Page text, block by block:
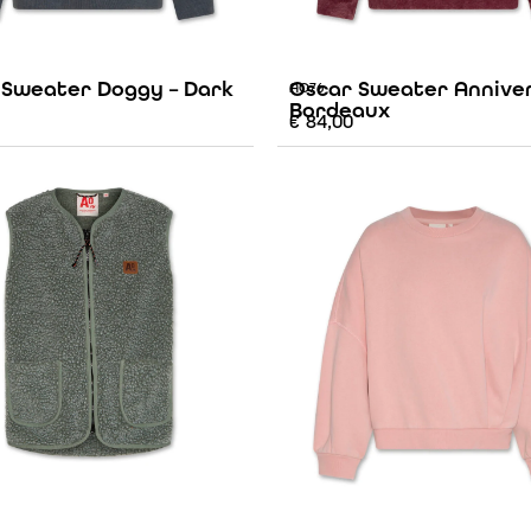
Doggy – Dark
AO76
Oscar Sweater
Bordeaux
€84,00